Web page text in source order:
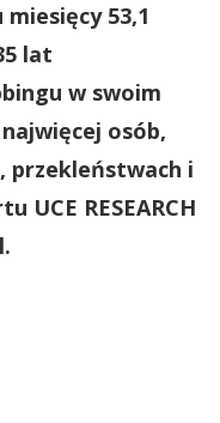
53,1
lat
w swoim
osób,
przekleństwach i
UCE RESEARCH